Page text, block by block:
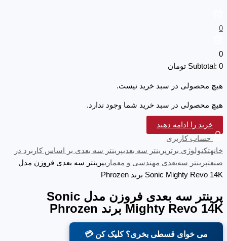
0
0
Subtotal: 0 تومان
هیچ محصولی در سبد خرید نیست.
هیچ محصولی در سبد خرید شما وجود ندارد.
خرید را ادامه دهید
حساب کاربری
خانهتکنولوژی برتر پرینتر سه‌ بعدیپرینتر سه بعدی بر اساس کاربرد در
صنعتپرینتر سه‌بعدی مهندسی و معماریپرینتر سه بعدی فروزن مدل
Sonic Mighty Revo 14K برند Phrozen
پرینتر سه بعدی فروزن مدل Sonic
Mighty Revo 14K برند Phrozen
می خوای قسطی بخری؟ کلیک کن 💳